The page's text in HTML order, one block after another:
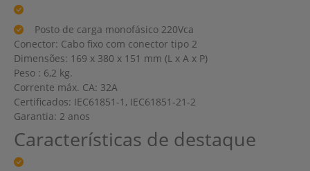
Posto de carga monofásico 220Vca
Conector: Cabo fixo com conector tipo 2
Dimensões: 169 x 380 x 151 mm (L x A x P)
Peso : 6,2 kg.
Corrente máx. CA: 32A
Certificados: IEC61851-1, IEC61851-21-2
Garantia: 2 anos
Características de destaque